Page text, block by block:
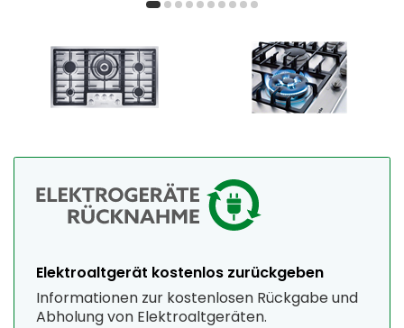
Elektroaltgerät kostenlos zurückgeben
Informationen zur kostenlosen Rückgabe und
Abholung von Elektroaltgeräten.